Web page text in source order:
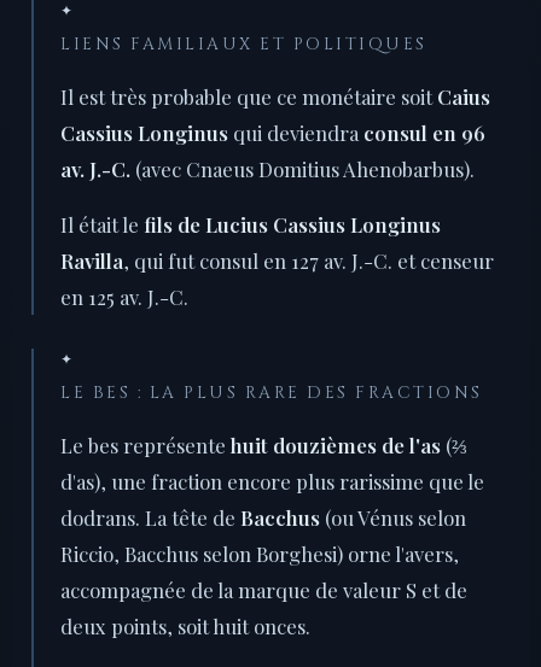
✦
LIENS FAMILIAUX ET POLITIQUES
Il est très probable que ce monétaire soitCaius
Cassius Longinus qui deviendra consul en 96
av. J.-C. (avec Cnaeus Domitius Ahenobarbus).
Il était le fils de Lucius Cassius Longinus
Ravilla, qui fut consul en 127 av. J.-C. et censeur
en 125 av. J.-C.
✦
LE BES : LA PLUS RARE DES FRACTIONS
Le bes représente huit douzièmes de l'as (⅔
d'as), une fraction encore plus rarissime que le
dodrans. La tête de Bacchus (ou Vénus selon
Riccio, Bacchus selon Borghesi) orne l'avers,
accompagnée de la marque de valeur S et de
deux points, soit huit onces.